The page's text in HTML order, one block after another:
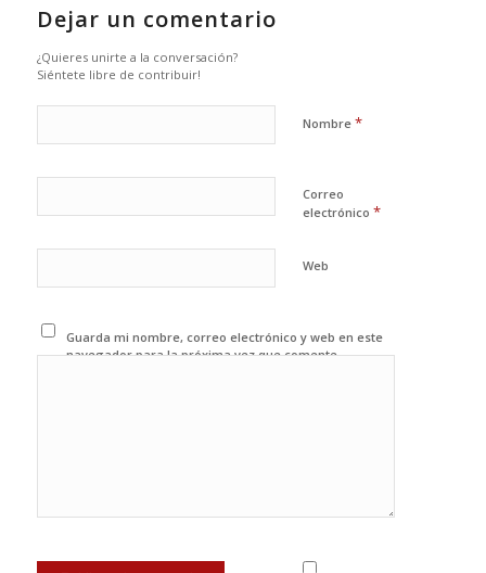
Dejar un comentario
¿Quieres unirte a la conversación?
Siéntete libre de contribuir!
Nombre *
Correo
electrónico *
Web
Guarda mi nombre, correo electrónico y web en este
navegador para la próxima vez que comente.